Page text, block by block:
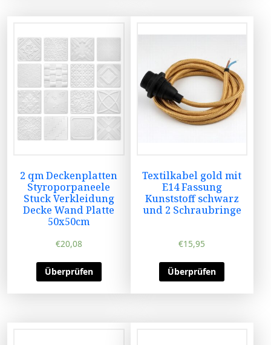
2 qm Deckenplatten
Styroporpaneele
Stuck Verkleidung
Decke Wand Platte
50x50cm
€20,08
Überprüfen
Textilkabel gold mit
E14 Fassung
Kunststoff schwarz
und 2 Schraubringe
€15,95
Überprüfen